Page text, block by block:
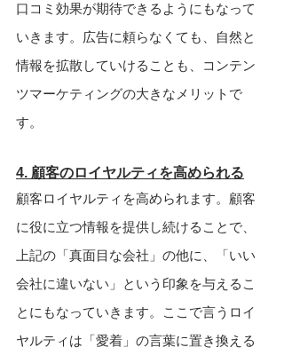
口コミ効果が期待できるようにもなって
いきます。広告に頼らなくても、自然と
情報を拡散していけることも、コンテン
ツマーケティングの大きなメリットで
す。
4. 顧客のロイヤルティを高められる
顧客ロイヤルティを高められます。顧客
に役に立つ情報を提供し続けることで、
上記の「真面目な会社」の他に、「いい
会社に違いない」という印象を与えるこ
とにもなっていきます。ここで言うロイ
ヤルティは「愛着」の言葉に置き換える